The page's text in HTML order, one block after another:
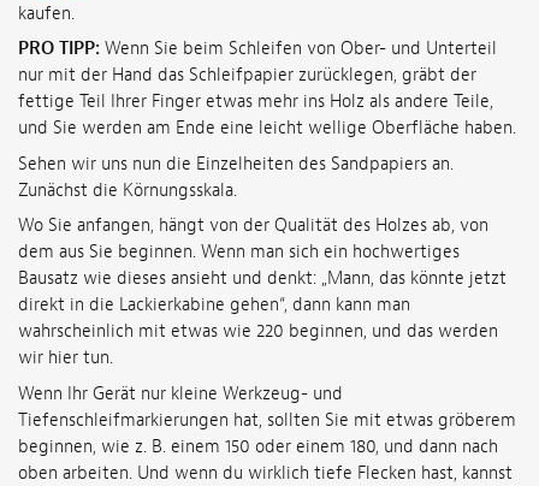
kaufen.
PRO TIPP: Wenn Sie beim Schleifen von Ober- und Unterteil
nur mit der Hand das Schleifpapier zurücklegen, gräbt der
fettige Teil Ihrer Finger etwas mehr ins Holz als andere Teile,
und Sie werden am Ende eine leicht wellige Oberfläche haben.
Sehen wir uns nun die Einzelheiten des Sandpapiers an.
Zunächst die Körnungsskala.
Wo Sie anfangen, hängt von der Qualität des Holzes ab, von
dem aus Sie beginnen. Wenn man sich ein hochwertiges
Bausatz wie dieses ansieht und denkt: „Mann, das könnte jetzt
direkt in die Lackierkabine gehen“, dann kann man
wahrscheinlich mit etwas wie 220 beginnen, und das werden
wir hier tun.
Wenn Ihr Gerät nur kleine Werkzeug- und
Tiefenschleifmarkierungen hat, sollten Sie mit etwas gröberem
beginnen, wie z. B. einem 150 oder einem 180, und dann nach
oben arbeiten. Und wenn du wirklich tiefe Flecken hast, kannst